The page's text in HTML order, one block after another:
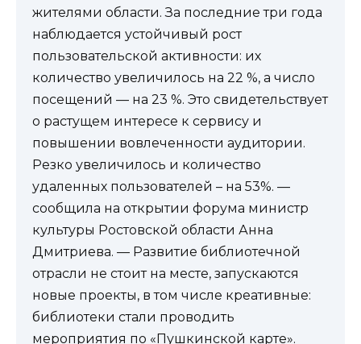
жителями области. За последние три года
наблюдается устойчивый рост
пользовательской активности: их
количество увеличилось на 22 %, а число
посещений — на 23 %. Это свидетельствует
о растущем интересе к сервису и
повышении вовлеченности аудитории.
Резко увеличилось и количество
удаленных пользователей – на 53%. —
сообщила на открытии форума министр
культуры Ростовской области Анна
Дмитриева. — Развитие библиотечной
отрасли не стоит на месте, запускаются
новые проекты, в том числе креативные:
библиотеки стали проводить
мероприятия по «Пушкинской карте».